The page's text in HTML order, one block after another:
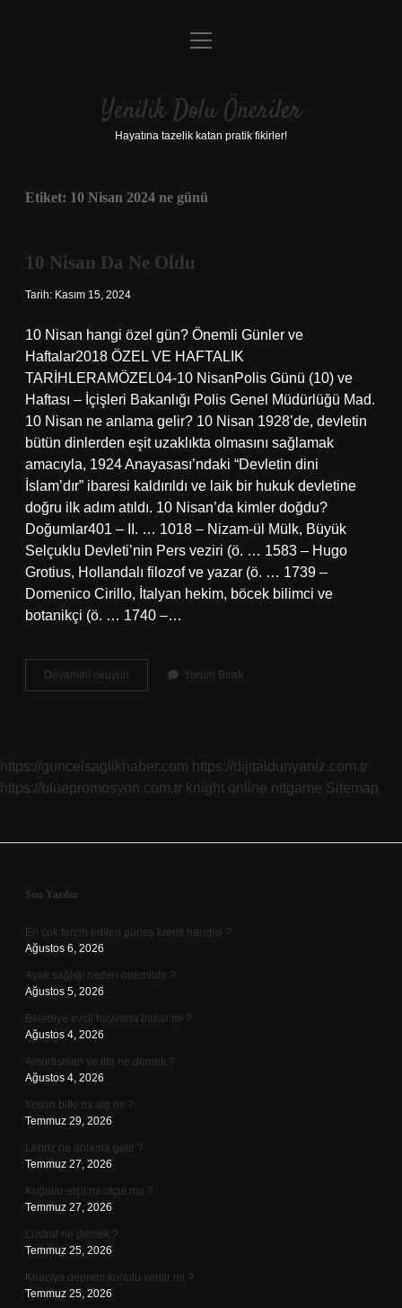
Anasayfa
Yasal Uyarı
menüyü
Yenilik Dolu Öneriler
Hayatına tazelik katan pratik fikirler!
Etiket: 10 Nisan 2024 ne günü
10 Nisan Da Ne Oldu
Tarih: Kasım 15, 2024
10 Nisan hangi özel gün? Önemli Günler ve
Haftalar2018 ÖZEL VE ​​HAFTALIK
TARİHLERAMÖZEL04-10 NisanPolis Günü (10) ve
Haftası – İçişleri Bakanlığı Polis Genel Müdürlüğü Mad.
10 Nisan ne anlama gelir? 10 Nisan 1928’de, devletin
bütün dinlerden eşit uzaklıkta olmasını sağlamak
amacıyla, 1924 Anayasası’ndaki “Devletin dini
İslam’dır” ibaresi kaldırıldı ve laik bir hukuk devletine
doğru ilk adım atıldı. 10 Nisan’da kimler doğdu?
Doğumlar401 – II. … 1018 – Nizam-ül Mülk, Büyük
Selçuklu Devleti’nin Pers veziri (ö. … 1583 – Hugo
Grotius, Hollandalı filozof ve yazar (ö. … 1739 –
Domenico Cirillo, İtalyan hekim, böcek bilimci ve
botanikçi (ö. … 1740 –…
Devamını okuyun
Nisan
Yorum Bırak
https://guncelsaglikhaber.com https://dijitaldunyaniz.com.tr
https://bluepromosyon.com.tr knight online nttgame Sitemap
Sidebar
Son Yazılar
En çok tercih edilen güneş kremi hangisi ?
Ağustos 6, 2026
Ayak sağlığı neden önemlidir ?
Ağustos 5, 2026
Belediye evcil hayvana bakar mı ?
Ağustos 4, 2026
Amortisman ve itfa ne demek ?
Ağustos 4, 2026
Yosun bitki mi alg mi ?
Temmuz 29, 2026
Lebriz ne anlama gelir ?
Temmuz 27, 2026
Kuğular etçil mi otçul mu ?
Temmuz 27, 2026
Lustral ne demek ?
Temmuz 25, 2026
Kiracıya deprem konutu verilir mi ?
Temmuz 25, 2026